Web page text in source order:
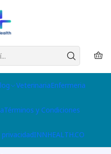
VeterinariaEnfermeria
Términos y Condiciones
INNHEALTH.CO